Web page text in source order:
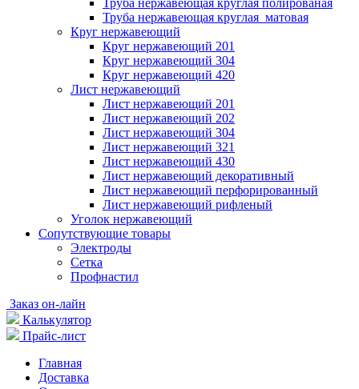
Труба нержавеющая круглая полированая
Труба нержавеющая круглая матовая
Круг нержавеющий
Круг нержавеющий 201
Круг нержавеющий 304
Круг нержавеющий 420
Лист нержавеющий
Лист нержавеющий 201
Лист нержавеющий 202
Лист нержавеющий 304
Лист нержавеющий 321
Лист нержавеющий 430
Лист нержавеющий декоративный
Лист нержавеющий перфорированный
Лист нержавеющий рифленый
Уголок нержавеющий
Cопутствующие товары
Электроды
Сетка
Профнастил
Заказ он-лайн
Калькулятор
Прайс-лист
Главная
Доставка